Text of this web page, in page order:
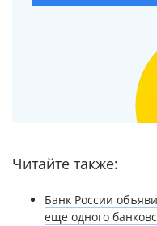
Читайте также:
Банк России
еще одного